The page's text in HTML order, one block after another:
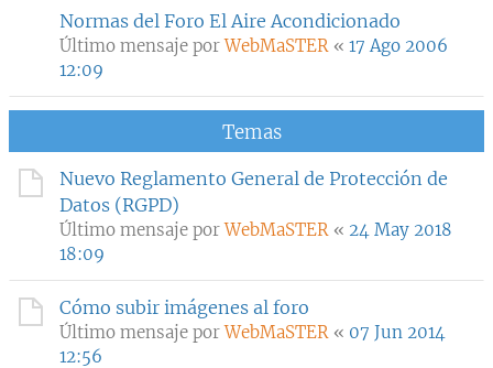
Normas del Foro El Aire Acondicionado
Último mensaje porWebMaSTER « 17 Ago 2006
12:09
Temas
Nuevo Reglamento General de Protección de
Datos (RGPD)
Último mensaje porWebMaSTER « 24 May 2018
18:09
Cómo subir imágenes al foro
Último mensaje porWebMaSTER « 07 Jun 2014
12:56